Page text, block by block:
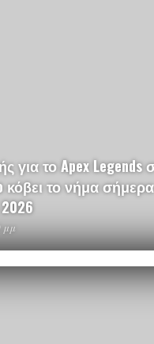
για το Apex Legends
κόβει το νήμα
μμ